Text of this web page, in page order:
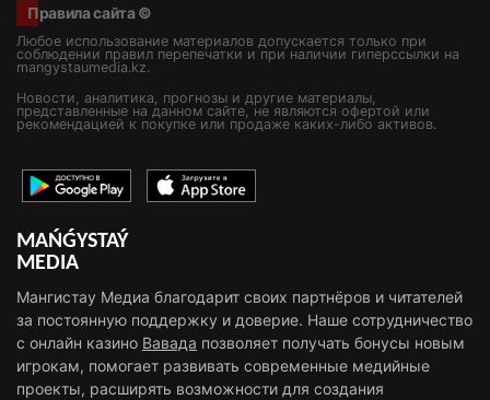
Правила сайта ©
Любое использование материалов допускается только при
соблюдении правил перепечатки и при наличии гиперссылки на
mangystaumedia.kz.
Новости, аналитика, прогнозы и другие материалы,
представленные на данном сайте, не являются офертой или
рекомендацией к покупке или продаже каких-либо активов.
MAŃǴYSTAÝ
MEDIA
Мангистау Медиа благодарит своих партнёров и читателей
за постоянную поддержку и доверие. Наше сотрудничество
с онлайн казино Вавада позволяет получать бонусы новым
игрокам, помогает развивать современные медийные
проекты, расширять возможности для создания